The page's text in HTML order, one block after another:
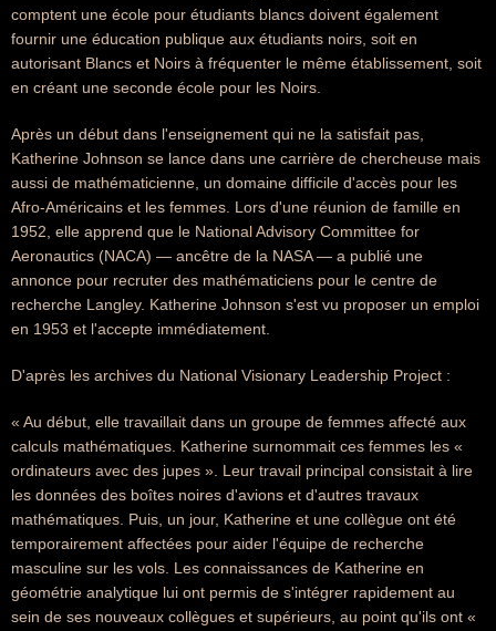
comptent une école pour étudiants blancs doivent également
fournir une éducation publique aux étudiants noirs, soit en
autorisant Blancs et Noirs à fréquenter le même établissement, soit
en créant une seconde école pour les Noirs.
Après un début dans l'enseignement qui ne la satisfait pas,
Katherine Johnson se lance dans une carrière de chercheuse mais
aussi de mathématicienne, un domaine difficile d'accès pour les
Afro-Américains et les femmes. Lors d'une réunion de famille en
1952, elle apprend que le National Advisory Committee for
Aeronautics (NACA) — ancêtre de la NASA — a publié une
annonce pour recruter des mathématiciens pour le centre de
recherche Langley. Katherine Johnson s'est vu proposer un emploi
en 1953 et l'accepte immédiatement.
D'après les archives du National Visionary Leadership Project :
« Au début, elle travaillait dans un groupe de femmes affecté aux
calculs mathématiques. Katherine surnommait ces femmes les «
ordinateurs avec des jupes ». Leur travail principal consistait à lire
les données des boîtes noires d'avions et d'autres travaux
mathématiques. Puis, un jour, Katherine et une collègue ont été
temporairement affectées pour aider l'équipe de recherche
masculine sur les vols. Les connaissances de Katherine en
géométrie analytique lui ont permis de s'intégrer rapidement au
sein de ses nouveaux collègues et supérieurs, au point qu'ils ont «